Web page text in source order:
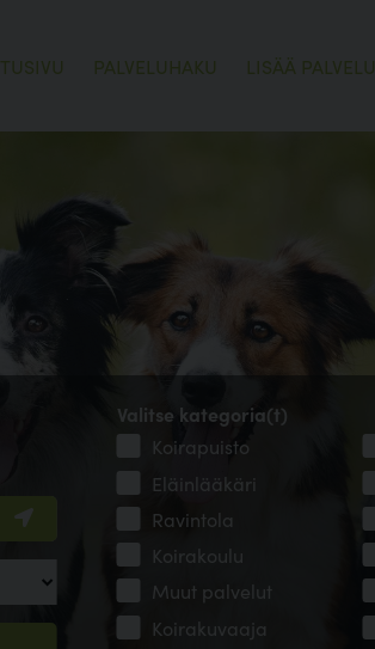
PALVELUHAKU LISÄÄ PALVELU
Valitse kategoria(t)
Koirapuisto
Eläinlääkäri
Ravintola
Koirakoulu
Muut palvelut
Koirakuvaaja